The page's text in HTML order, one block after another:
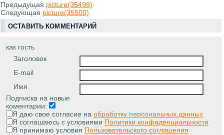
Предыдущая picture(35498)
Следующая picture(35500)
ОСТАВИТЬ КОММЕНТАРИЙ
как гость
Заголовок
E-mail
Имя
Подписка на новые
коментарии:
Я даю свое согласие на обработку персональных данных
Я соглашаюсь с условиями Политики конфиденциальности
Я принимаю условия Пользовательского соглашения